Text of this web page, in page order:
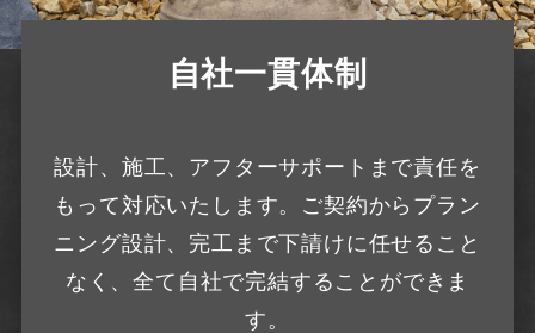
自社一貫体制
設計、施工、アフターサポートまで責任を
もって対応いたします。ご契約からプラン
ニング設計、完工まで下請けに任せること
なく、全て自社で完結することができま
す。